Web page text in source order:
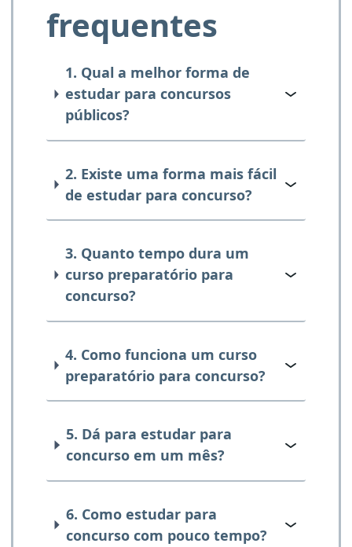
frequentes
1. Qual a melhor forma de
estudar para concursos
públicos?
2. Existe uma forma mais fácil
de estudar para concurso?
3. Quanto tempo dura um
curso preparatório para
concurso?
4. Como funciona um curso
preparatório para concurso?
5. Dá para estudar para
concurso em um mês?
6. Como estudar para
concurso com pouco tempo?